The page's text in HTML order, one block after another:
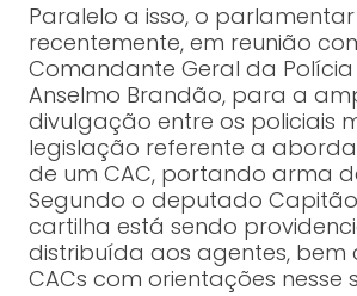
Paralelo a isso, o
recentemente, em reunião
Comandante Geral da Polícia
Anselmo Brandão, para a
divulgação entre os policiais
legislação referente a
de um CAC, portando arma
Segundo o deputado
cartilha está sendo
distribuída aos agentes, bem
CACs com orientações nesse